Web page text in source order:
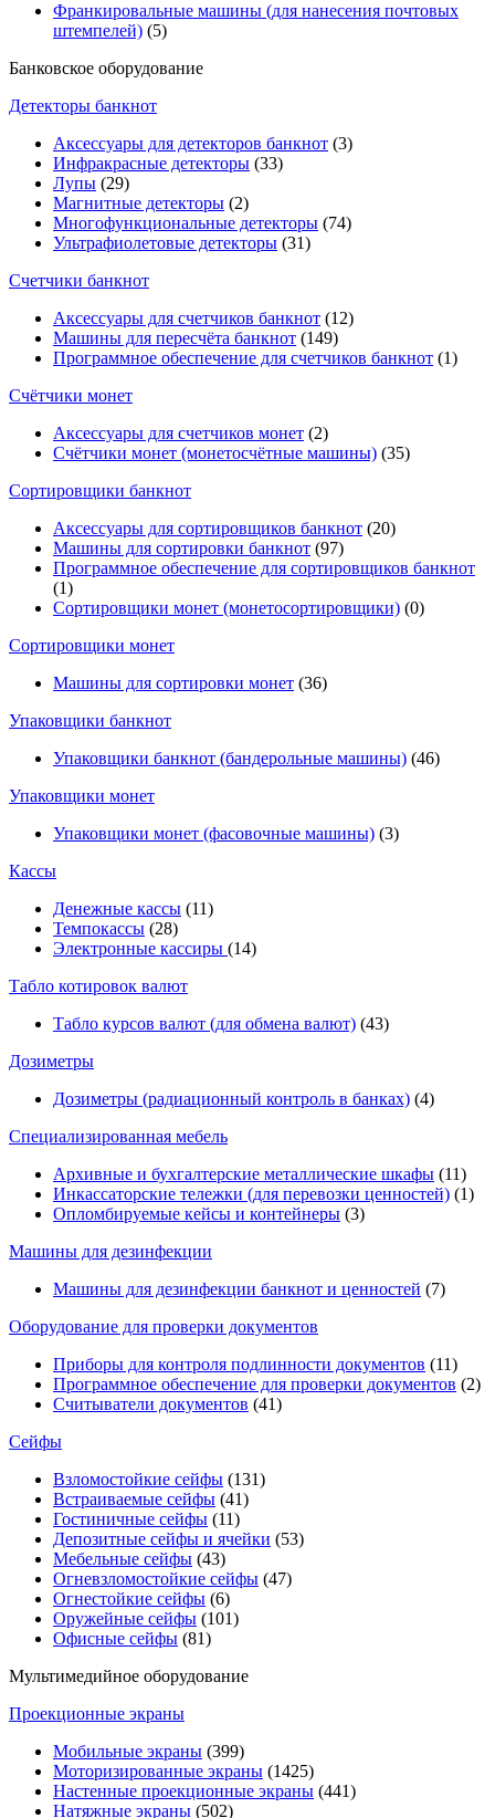
Франкировальные машины (для нанесения почтовых
штемпелей) (5)
Банковское оборудование
Детекторы банкнот
Аксессуары для детекторов банкнот (3)
Инфракрасные детекторы (33)
Лупы (29)
Магнитные детекторы (2)
Многофункциональные детекторы (74)
Ультрафиолетовые детекторы (31)
Счетчики банкнот
Аксессуары для счетчиков банкнот (12)
Машины для пересчёта банкнот (149)
Программное обеспечение для счетчиков банкнот (1)
Счётчики монет
Аксессуары для счетчиков монет (2)
Счётчики монет (монетосчётные машины) (35)
Cортировщики банкнот
Аксессуары для сортировщиков банкнот (20)
Машины для сортировки банкнот (97)
Программное обеспечение для сортировщиков банкнот
(1)
Сортировщики монет (монетосортировщики) (0)
Сортировщики монет
Машины для сортировки монет (36)
Упаковщики банкнот
Упаковщики банкнот (бандерольные машины) (46)
Упаковщики монет
Упаковщики монет (фасовочные машины) (3)
Кассы
Денежные кассы (11)
Темпокассы (28)
Электронные кассиры (14)
Табло котировок валют
Табло курсов валют (для обмена валют) (43)
Дозиметры
Дозиметры (радиационный контроль в банках) (4)
Специализированная мебель
Архивные и бухгалтерские металлические шкафы (11)
Инкассаторские тележки (для перевозки ценностей) (1)
Опломбируемые кейсы и контейнеры (3)
Машины для дезинфекции
Машины для дезинфекции банкнот и ценностей (7)
Оборудование для проверки документов
Приборы для контроля подлинности документов (11)
Программное обеспечение для проверки документов (2)
Считыватели документов (41)
Сейфы
Взломостойкие сейфы (131)
Встраиваемые сейфы (41)
Гостиничные сейфы (11)
Депозитные сейфы и ячейки (53)
Мебельные сейфы (43)
Огневзломостойкие сейфы (47)
Огнестойкие сейфы (6)
Оружейные сейфы (101)
Офисные сейфы (81)
Мультимедийное оборудование
Проекционные экраны
Мобильные экраны (399)
Моторизированные экраны (1425)
Настенные проекционные экраны (441)
Натяжные экраны (502)